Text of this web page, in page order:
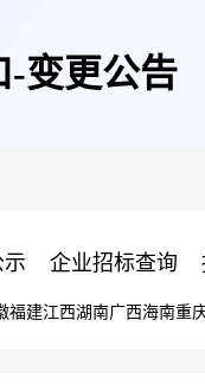
-变更公告
企业招标查询
福建江西湖南广西海南重